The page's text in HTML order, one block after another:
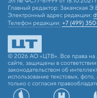
Главный редактор: Закамская
Электронный адрес редакции:
Телефон редакции: +7 (499)
© 2026 АО «ЦТВ». Все права
сайте, защищены в
законодательством об
использование текстовых,
только с согласия